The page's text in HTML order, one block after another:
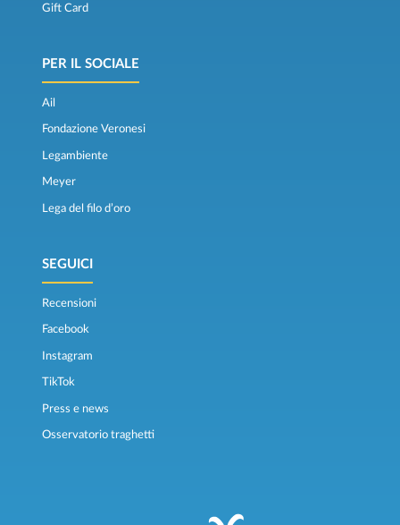
Gift Card
PER IL SOCIALE
Ail
Fondazione Veronesi
Legambiente
Meyer
Lega del filo d’oro
SEGUICI
Recensioni
Facebook
Instagram
TikTok
Press e news
Osservatorio traghetti